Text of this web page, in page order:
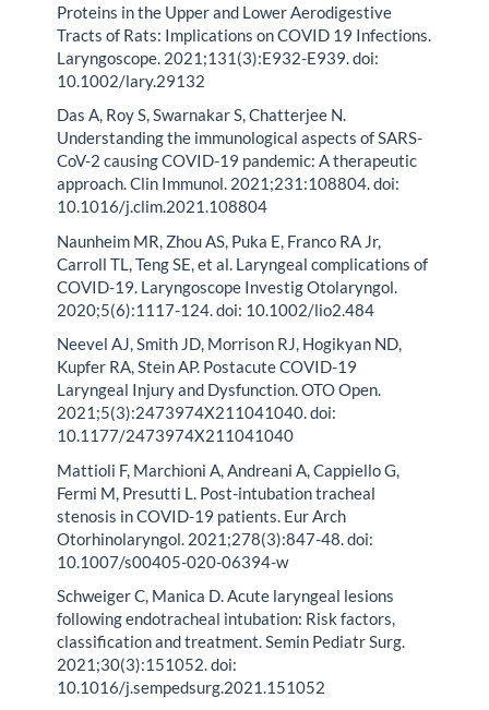
Proteins in the Upper and Lower Aerodigestive
Tracts of Rats: Implications on COVID 19 Infections.
Laryngoscope. 2021;131(3):E932-E939. doi:
10.1002/lary.29132
Das A, Roy S, Swarnakar S, Chatterjee N.
Understanding the immunological aspects of SARS-
CoV-2 causing COVID-19 pandemic: A therapeutic
approach. Clin Immunol. 2021;231:108804. doi:
10.1016/j.clim.2021.108804
Naunheim MR, Zhou AS, Puka E, Franco RA Jr,
Carroll TL, Teng SE, et al. Laryngeal complications of
COVID-19. Laryngoscope Investig Otolaryngol.
2020;5(6):1117-124. doi: 10.1002/lio2.484
Neevel AJ, Smith JD, Morrison RJ, Hogikyan ND,
Kupfer RA, Stein AP. Postacute COVID-19
Laryngeal Injury and Dysfunction. OTO Open.
2021;5(3):2473974X211041040. doi:
10.1177/2473974X211041040
Mattioli F, Marchioni A, Andreani A, Cappiello G,
Fermi M, Presutti L. Post-intubation tracheal
stenosis in COVID-19 patients. Eur Arch
Otorhinolaryngol. 2021;278(3):847-48. doi:
10.1007/s00405-020-06394-w
Schweiger C, Manica D. Acute laryngeal lesions
following endotracheal intubation: Risk factors,
classification and treatment. Semin Pediatr Surg.
2021;30(3):151052. doi:
10.1016/j.sempedsurg.2021.151052